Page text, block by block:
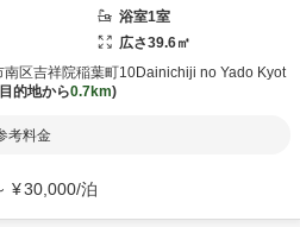
浴室1室
広さ39.6㎡
南区吉祥院稲葉町10Dainichiji no Yado Kyot
目的地から0.7km
考料金
¥30,000/泊